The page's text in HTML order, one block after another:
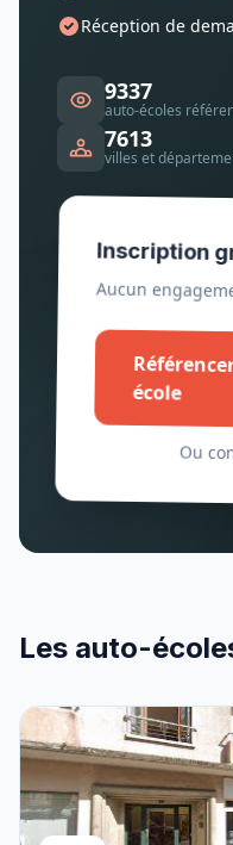
Réception de
9337
auto-écoles
7613
villes et
Inscription
Aucun
école
Ou
Les auto-